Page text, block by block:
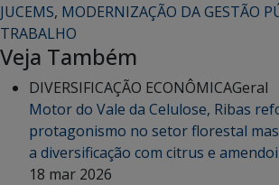
JUCEMS, MODERNIZAÇÃO DA GESTÃO
TRABALHO
Veja Também
DIVERSIFICAÇÃO ECONÔMICAGeral
Motor do Vale da Celulose, Ribas
protagonismo no setor florestal
a diversificação com citrus e
18 mar 2026